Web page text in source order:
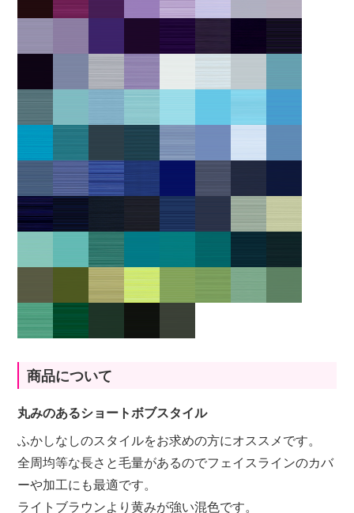
商品について
丸みのあるショートボブスタイル
ふかしなしのスタイルをお求めの方にオススメです。
全周均等な長さと毛量があるのでフェイスラインのカバ
ーや加工にも最適です。
ライトブラウンより黄みが強い混色です。